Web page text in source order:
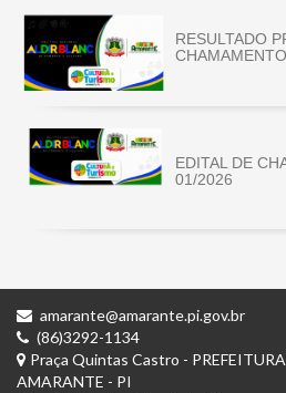
RESULTADO
EDITAL DE
01/2026
amarante@amarante.pi.gov.br
(86)3292-1134
Praça Quintas Castro -
AMARANTE - PI